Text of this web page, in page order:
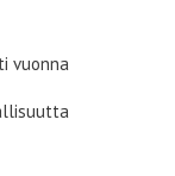
vuonna